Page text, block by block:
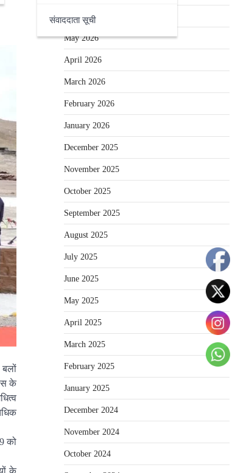
संवाददाता सूची
बलों
के
को
के
June 2026
May 2026
April 2026
March 2026
February 2026
January 2026
December 2025
November 2025
October 2025
September 2025
August 2025
July 2025
June 2025
May 2025
April 2025
March 2025
February 2025
January 2025
December 2024
November 2024
October 2024